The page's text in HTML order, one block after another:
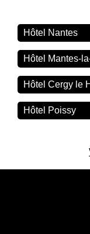
Hôtel Nantes
Hôtel Mantes-
Hôtel Cergy le
Hôtel Poissy